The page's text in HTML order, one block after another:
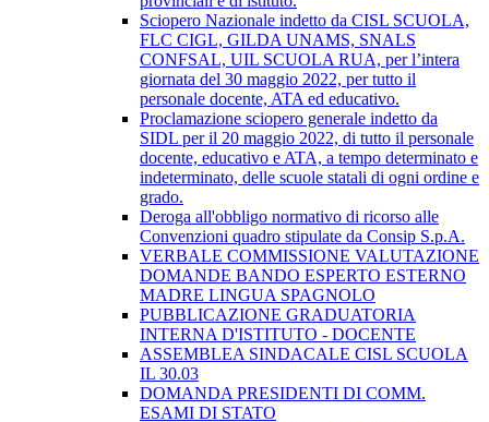
Sciopero Nazionale indetto da CISL SCUOLA,
FLC CIGL, GILDA UNAMS, SNALS
CONFSAL, UIL SCUOLA RUA, per l’intera
giornata del 30 maggio 2022, per tutto il
personale docente, ATA ed educativo.
Proclamazione sciopero generale indetto da
SIDL per il 20 maggio 2022, di tutto il personale
docente, educativo e ATA, a tempo determinato e
indeterminato, delle scuole statali di ogni ordine e
grado.
Deroga all'obbligo normativo di ricorso alle
Convenzioni quadro stipulate da Consip S.p.A.
VERBALE COMMISSIONE VALUTAZIONE
DOMANDE BANDO ESPERTO ESTERNO
MADRE LINGUA SPAGNOLO
PUBBLICAZIONE GRADUATORIA
INTERNA D'ISTITUTO - DOCENTE
ASSEMBLEA SINDACALE CISL SCUOLA
IL 30.03
DOMANDA PRESIDENTI DI COMM.
ESAMI DI STATO